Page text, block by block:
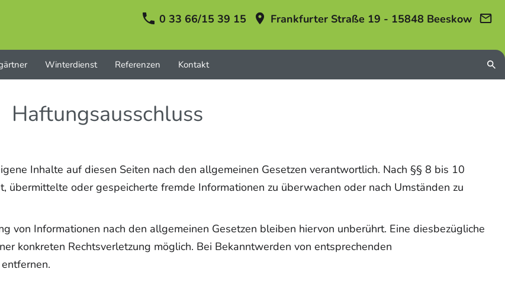
0 33 66/15 39 15 Frankfurter Straße 19 - 15848 Beeskow
Winterdienst Referenzen Kontakt
Haftungsausschluss
Inhalte auf diesen Seiten nach den allgemeinen Gesetzen verantwortlich. Nach §§ 8 bis 10
übermittelte oder gespeicherte fremde Informationen zu überwachen oder nach Umständen zu
von Informationen nach den allgemeinen Gesetzen bleiben hiervon unberührt. Eine diesbezügliche
konkreten Rechtsverletzung möglich. Bei Bekanntwerden von entsprechenden